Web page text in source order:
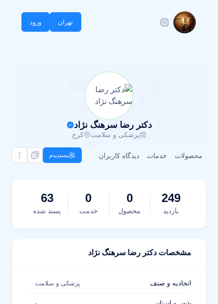
تهران ورود
دکتر رضا سرهنگ نژاد
پزشکی و سلامت کرج
محصولات خدمات دیدگاه کاربران پسندیدم
249
بازدید
0
محصول
0
خدمت
63
پسند شده
مشخصات دکتر رضا سرهنگ نژاد
اتحادیه و صنف پزشکی و سلامت